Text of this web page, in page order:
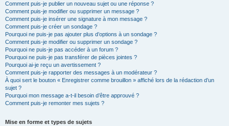
Comment puis-je publier un nouveau sujet ou une réponse ?
Comment puis-je modifier ou supprimer un message ?
Comment puis-je insérer une signature à mon message ?
Comment puis-je créer un sondage ?
Pourquoi ne puis-je pas ajouter plus d’options à un sondage ?
Comment puis-je modifier ou supprimer un sondage ?
Pourquoi ne puis-je pas accéder à un forum ?
Pourquoi ne puis-je pas transférer de pièces jointes ?
Pourquoi ai-je reçu un avertissement ?
Comment puis-je rapporter des messages à un modérateur ?
À quoi sert le bouton « Enregistrer comme brouillon » affiché lors de la rédaction d’un
sujet ?
Pourquoi mon message a-t-il besoin d’être approuvé ?
Comment puis-je remonter mes sujets ?
Mise en forme et types de sujets